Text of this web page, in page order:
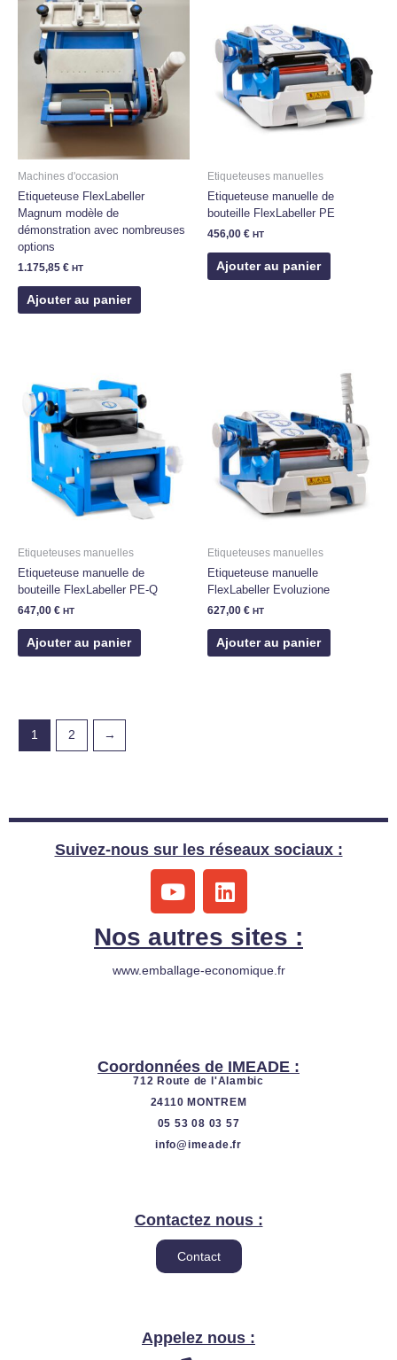
Machines d'occasion
Etiqueteuse FlexLabeller
Magnum modèle de
démonstration avec nombreuses
options
1.175,85 € HT
Ajouter au panier
Etiqueteuses manuelles
Etiqueteuse manuelle de
bouteille FlexLabeller PE
456,00 € HT
Ajouter au panier
Etiqueteuses manuelles
Etiqueteuse manuelle de
bouteille FlexLabeller PE-Q
647,00 € HT
Ajouter au panier
Etiqueteuses manuelles
Etiqueteuse manuelle
FlexLabeller Evoluzione
627,00 € HT
Ajouter au panier
1 2 →
Suivez-nous sur les réseaux sociaux :
Y
o
u
t
u
L
i
k
e
Nos autres sites :
www.emballage-economique.fr
Coordonnées de IMEADE :
712 Route de l'Alambic
24110 MONTREM
05 53 08 03 57
info@imeade.fr
Contactez nous :
Contact
Appelez nous :